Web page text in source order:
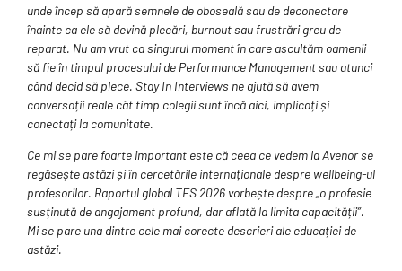
unde încep să apară semnele de oboseală sau de deconectare
înainte ca ele să devină plecări, burnout sau frustrări greu de
reparat. Nu am vrut ca singurul moment în care ascultăm oamenii
să fie în timpul procesului de Performance Management sau atunci
când decid să plece. Stay In Interviews ne ajută să avem
conversații reale cât timp colegii sunt încă aici, implicați și
conectați la comunitate.
Ce mi se pare foarte important este că ceea ce vedem la Avenor se
regăsește astăzi și în cercetările internaționale despre wellbeing-ul
profesorilor. Raportul global TES 2026 vorbește despre „o profesie
susținută de angajament profund, dar aflată la limita capacității”.
Mi se pare una dintre cele mai corecte descrieri ale educației de
astăzi.